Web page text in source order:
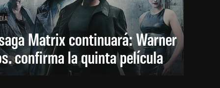
Matrix continuará: Warner
confirma la quinta película